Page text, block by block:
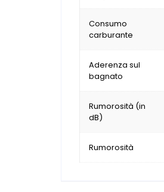
Consumo
carburante
Aderenza sul
bagnato
Rumorosità (in
dB)
Rumorosità